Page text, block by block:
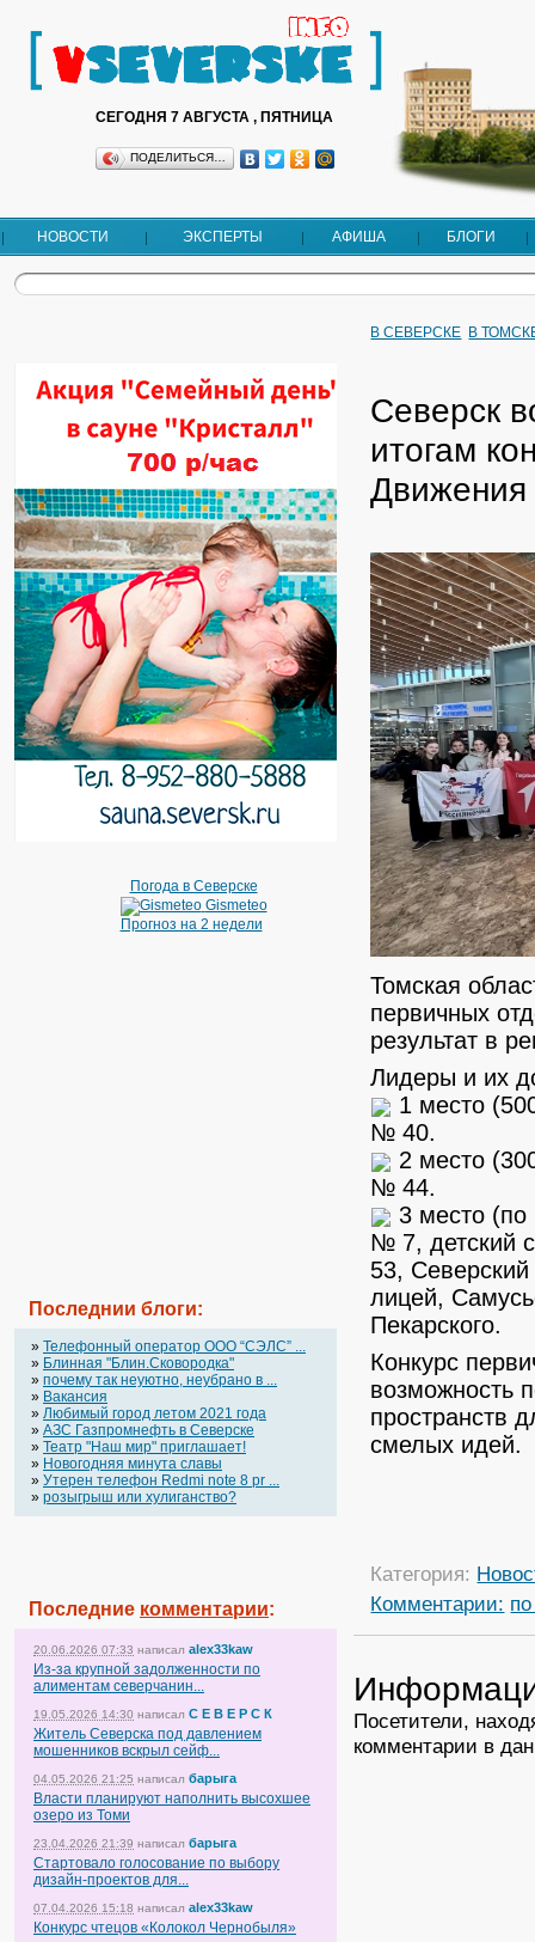
СЕГОДНЯ 7 АВГУСТА , ПЯТНИЦА
ПОДЕЛИТЬСЯ…
НОВОСТИ ЭКСПЕРТЫ АФИША БЛОГИ
Погода в Северске
Gismeteo
Прогноз на 2 недели
Последнии блоги:
» Телефонный оператор OOO “СЭЛС” ...
» Блинная "Блин.Сковородка"
» почему так неуютно, неубрано в ...
» Вакансия
» Любимый город летом 2021 года
» АЗС Газпромнефть в Северске
» Театр "Наш мир" приглашает!
» Новогодняя минута славы
» Утерен телефон Redmi note 8 pr ...
» розыгрыш или хулиганство?
Последние комментарии:
20.06.2026 07:33 написал alex33kaw
Из-за крупной задолженности по
алиментам северчанин...
19.05.2026 14:30 написал С Е В Е Р С К
Житель Северска под давлением
мошенников вскрыл сейф...
04.05.2026 21:25 написал барыга
Власти планируют наполнить высохшее
озеро из Томи
23.04.2026 21:39 написал барыга
Стартовало голосование по выбору
дизайн-проектов для...
07.04.2026 15:18 написал alex33kaw
Конкурс чтецов «Колокол Чернобыля»
В СЕВЕРСКЕ В
Северск
итогам
Томская
первичных
результат в
Лидеры и их
1 место
№ 40.
2 место
№ 44.
3 место (по
№ 7, детский
53,
лицей,
Пекарского.
Конкурс
возможность
пространств
смелых идей.
Категория:
Комментарии:
Посетители,
комментарии в